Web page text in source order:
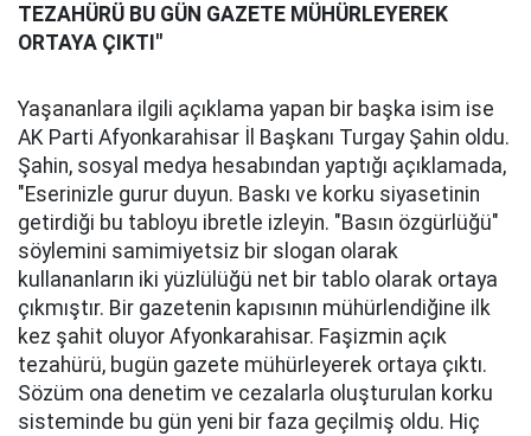
TEZAHÜRÜ BU GÜN GAZETE MÜHÜRLEYEREK
ORTAYA ÇIKTI"
Yaşananlara ilgili açıklama yapan bir başka isim ise
AK Parti Afyonkarahisar İl Başkanı Turgay Şahin oldu.
Şahin, sosyal medya hesabından yaptığı açıklamada,
"Eserinizle gurur duyun. Baskı ve korku siyasetinin
getirdiği bu tabloyu ibretle izleyin. "Basın özgürlüğü"
söylemini samimiyetsiz bir slogan olarak
kullananların iki yüzlülüğü net bir tablo olarak ortaya
çıkmıştır. Bir gazetenin kapısının mühürlendiğine ilk
kez şahit oluyor Afyonkarahisar. Faşizmin açık
tezahürü, bugün gazete mühürleyerek ortaya çıktı.
Sözüm ona denetim ve cezalarla oluşturulan korku
sisteminde bu gün yeni bir faza geçilmiş oldu. Hiç